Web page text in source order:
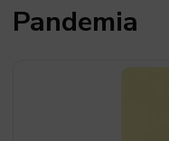
Pandemia